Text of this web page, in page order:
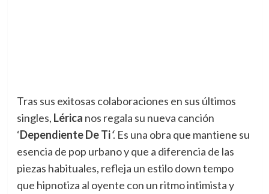
Tras sus exitosas colaboraciones en sus últimos
singles, Lérica nos regala su nueva canción
‘Dependiente De Ti‘. Es una obra que mantiene su
esencia de pop urbano y que a diferencia de las
piezas habituales, refleja un estilo down tempo
que hipnotiza al oyente con un ritmo intimista y